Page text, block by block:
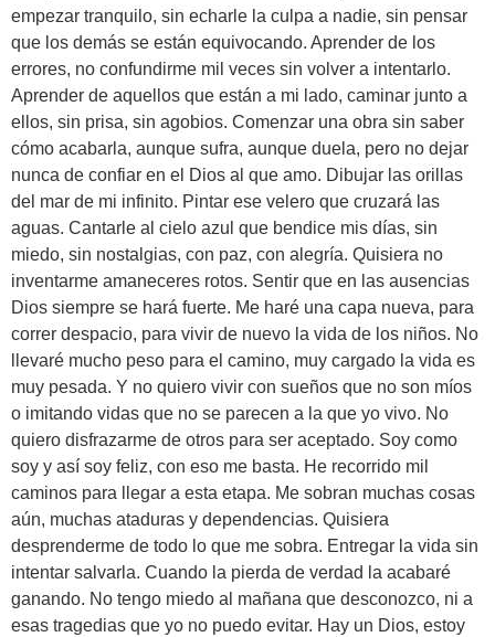
empezar tranquilo, sin echarle la culpa a nadie, sin pensar
que los demás se están equivocando. Aprender de los
errores, no confundirme mil veces sin volver a intentarlo.
Aprender de aquellos que están a mi lado, caminar junto a
ellos, sin prisa, sin agobios. Comenzar una obra sin saber
cómo acabarla, aunque sufra, aunque duela, pero no dejar
nunca de confiar en el Dios al que amo. Dibujar las orillas
del mar de mi infinito. Pintar ese velero que cruzará las
aguas. Cantarle al cielo azul que bendice mis días, sin
miedo, sin nostalgias, con paz, con alegría. Quisiera no
inventarme amaneceres rotos. Sentir que en las ausencias
Dios siempre se hará fuerte. Me haré una capa nueva, para
correr despacio, para vivir de nuevo la vida de los niños. No
llevaré mucho peso para el camino, muy cargado la vida es
muy pesada. Y no quiero vivir con sueños que no son míos
o imitando vidas que no se parecen a la que yo vivo. No
quiero disfrazarme de otros para ser aceptado. Soy como
soy y así soy feliz, con eso me basta. He recorrido mil
caminos para llegar a esta etapa. Me sobran muchas cosas
aún, muchas ataduras y dependencias. Quisiera
desprenderme de todo lo que me sobra. Entregar la vida sin
intentar salvarla. Cuando la pierda de verdad la acabaré
ganando. No tengo miedo al mañana que desconozco, ni a
esas tragedias que yo no puedo evitar. Hay un Dios, estoy